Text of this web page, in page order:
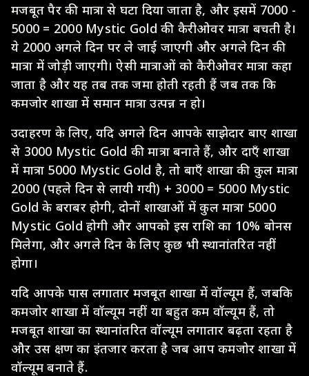
मजबूत पैर की मात्रा से घटा दिया जाता है, और इसमें 7000 -
5000 = 2000 Mystic Gold की कैरीओवर मात्रा बचती है।
ये 2000 अगले दिन पर ले जाई जाएगी और अगले दिन की
मात्रा में जोड़ी जाएगी। ऐसी मात्राओं को कैरीओवर मात्रा कहा
जाता है और यह तब तक जमा होती रहती हैं जब तक कि
कमजोर शाखा में समान मात्रा उत्पन्न न हो।
उदाहरण के लिए, यदि अगले दिन आपके साझेदार बाए शाखा
से 3000 Mystic Gold की मात्रा बनाते हैं, और दाएँ शाखा
में मात्रा 5000 Mystic Gold है, तो बाएँ शाखा की कुल मात्रा
2000 (पहले दिन से लायी गयी) + 3000 = 5000 Mystic
Gold के बराबर होगी, दोनों शाखाओं में कुल मात्रा 5000
Mystic Gold होगी और आपको इस राशि का 10% बोनस
मिलेगा, और अगले दिन के लिए कुछ भी स्थानांतरित नहीं
होगा।
यदि आपके पास लगातार मजबूत शाखा में वॉल्यूम हैं, जबकि
कमजोर शाखा में वॉल्यूम नहीं या बहुत कम वॉल्यूम हैं, तो
मजबूत शाखा का स्थानांतरित वॉल्यूम लगातार बढ़ता रहता है
और उस क्षण का इंतजार करता है जब आप कमजोर शाखा में
वॉल्यूम बनाते हैं.